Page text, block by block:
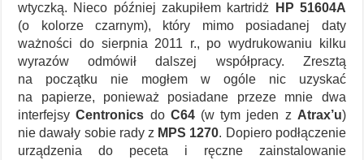
wtyczką. Nieco później zakupiłem kartridż
HP 51604A
(o kolorze czarnym), który mimo posiadanej daty
ważności do sierpnia 2011 r., po wydrukowaniu kilku
wyrazów odmówił dalszej współpracy. Zresztą
na początku nie mogłem w ogóle nic uzyskać
na papierze, ponieważ posiadane przeze mnie dwa
interfejsyCentronics do C64(w tym jeden z Atrax’u)
nie dawały sobie rady z MPS 1270. Dopiero podłączenie
urządzenia do peceta i ręczne zainstalowanie